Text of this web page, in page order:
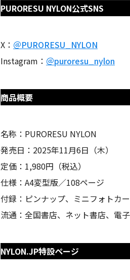
PURORESU NYLON公式SNS
X： ＠PURORESU_NYLON
Instagram： ＠puroresu_nylon
商品概要
名称：PURORESU NYLON
発売日：2025年11月6日（木）
定価：1,980円（税込）
仕様：A4変型版／108ページ
付録：ピンナップ、ミニフォトカ
流通：全国書店、ネット書店、電
NYLON.JP特設ページ